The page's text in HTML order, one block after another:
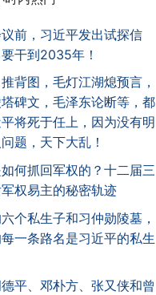
前，习近平发出试探信
干到2035年！
背图，毛灯江湖熄预言，
碑文，毛泽东论断等，都
将死于任上，因为没有明
题，天下大乱！
何抓回军权的？十二届三
权易主的秘密轨迹
个私生子和习仲勋陵墓，
一条路名是习近平的私生
平、邓朴方、张又侠和曾